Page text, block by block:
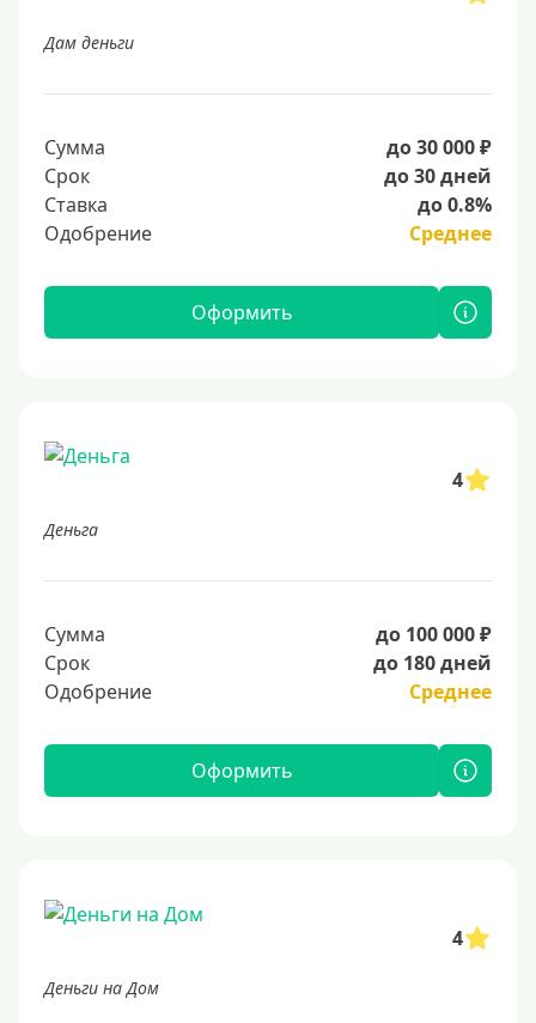
Дам деньги
Сумма
до 30 000 ₽
Срок
до 30 дней
Ставка
до 0.8%
Одобрение
Среднее
Оформить
4
Деньга
Сумма
до 100 000 ₽
Срок
до 180 дней
Одобрение
Среднее
Оформить
4
Деньги на Дом